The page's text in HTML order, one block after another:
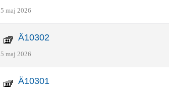
5 maj 2026
Ä10302
5 maj 2026
Ä10301